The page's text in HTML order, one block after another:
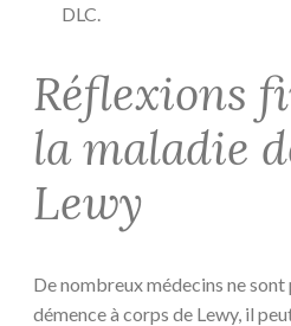
DLC.
Réflexions
la maladie
Lewy
De nombreux médecins ne
démence à corps de Lewy, il